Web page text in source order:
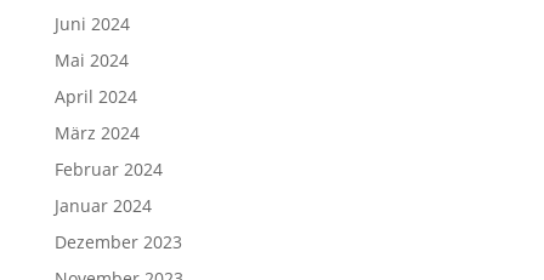
Juni 2024
Mai 2024
April 2024
März 2024
Februar 2024
Januar 2024
Dezember 2023